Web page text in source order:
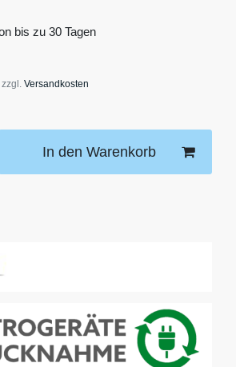
bis zu 30 Tagen
Versandkosten
In den Warenkorb